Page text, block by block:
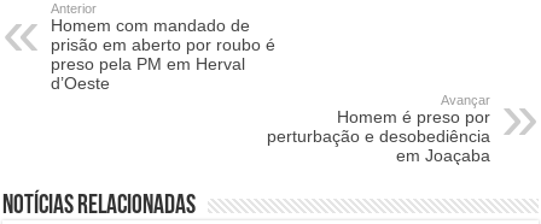
Anterior
Homem com mandado de
prisão em aberto por roubo é
preso pela PM em Herval
d’Oeste
Avançar
Homem é preso por
perturbação e desobediência
em Joaçaba
Notícias relacionadas